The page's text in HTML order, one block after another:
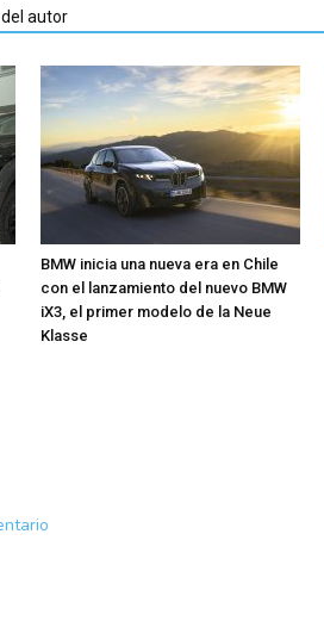
del autor
BMW inicia una nueva era en Chile
con el lanzamiento del nuevo BMW
iX3, el primer modelo de la Neue
Klasse